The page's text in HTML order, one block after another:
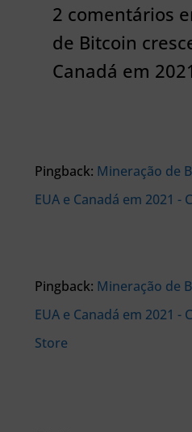
2 comentários
de Bitcoin
Canadá em
Pingback: Mineração de
EUA e Canadá em 2021 -
Pingback: Mineração de
EUA e Canadá em 2021 -
Store